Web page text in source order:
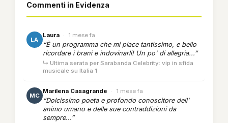
Commenti in Evidenza
LA
Laura · 1 mese fa
“È un programma che mi piace tantissimo, e bello
ricordare i brani e indovinarli! Un po' di allegria...”
↳ Ultima serata per Sarabanda Celebrity: vip in sfida
musicale su Italia 1
MC
Marilena Casagrande · 1 mese fa
“Dolcissimo poeta e profondo conoscitore dell'
animo umano e delle sue contraddizioni da
sempre...”